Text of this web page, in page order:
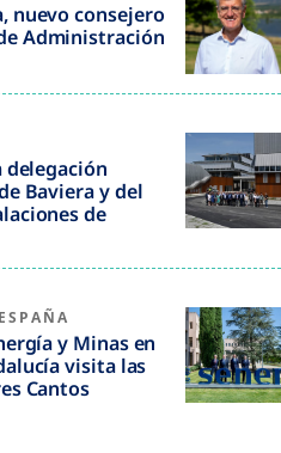
nuevo consejero
Administración
delegación
Baviera y del
de
ESPAÑA
y Minas en
visita las
Cantos